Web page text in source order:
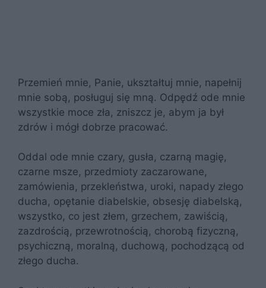
Przemień mnie, Panie, ukształtuj mnie, napełnij
mnie sobą, posługuj się mną. Odpędź ode mnie
wszystkie moce zła, zniszcz je, abym ja był
zdrów i mógł dobrze pracować.
Oddal ode mnie czary, gusła, czarną magię,
czarne msze, przedmioty zaczarowane,
zamówienia, przekleństwa, uroki, napady złego
ducha, opętanie diabelskie, obsesję diabelską,
wszystko, co jest złem, grzechem, zawiścią,
zazdrością, przewrotnością, chorobą fizyczną,
psychiczną, moralną, duchową, pochodzącą od
złego ducha.